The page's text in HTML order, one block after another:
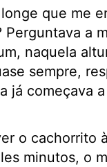
que me
a
naquela
sempre,
já começava
o cachorrito
minutos, o